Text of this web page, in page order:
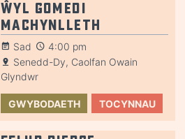
Ŵyl Gomedi
Machynlleth
Sad
4:00 pm
Senedd-Dy, Caolfan Owain
Glyndwr
GWYBODAETH TOCYNNAU